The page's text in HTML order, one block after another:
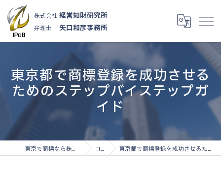
株式会社 経営知財研究所
弁理士 矢口和彦事務所
東京都で商標登録を成功させる
ためのステップバイステップガ
イド
コラム 東京都で商標登録を成功させるためのステップバイステップガイド